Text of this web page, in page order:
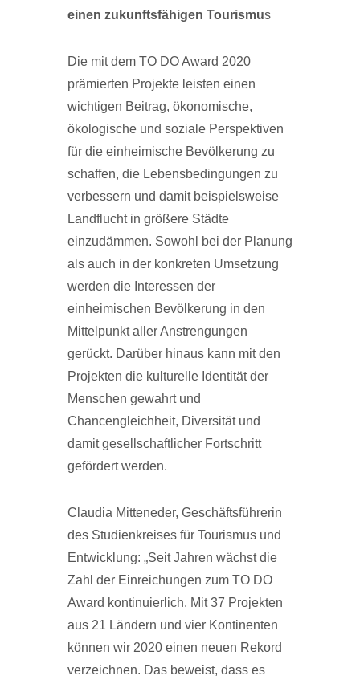
einen zukunftsfähigen Tourismus
Die mit dem TO DO Award 2020
prämierten Projekte leisten einen
wichtigen Beitrag, ökonomische,
ökologische und soziale Perspektiven
für die einheimische Bevölkerung zu
schaffen, die Lebensbedingungen zu
verbessern und damit beispielsweise
Landflucht in größere Städte
einzudämmen. Sowohl bei der Planung
als auch in der konkreten Umsetzung
werden die Interessen der
einheimischen Bevölkerung in den
Mittelpunkt aller Anstrengungen
gerückt. Darüber hinaus kann mit den
Projekten die kulturelle Identität der
Menschen gewahrt und
Chancengleichheit, Diversität und
damit gesellschaftlicher Fortschritt
gefördert werden.
Claudia Mitteneder, Geschäftsführerin
des Studienkreises für Tourismus und
Entwicklung: „Seit Jahren wächst die
Zahl der Einreichungen zum TO DO
Award kontinuierlich. Mit 37 Projekten
aus 21 Ländern und vier Kontinenten
können wir 2020 einen neuen Rekord
verzeichnen. Das beweist, dass es